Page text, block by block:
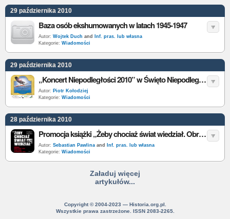
29 października 2010
Baza osób ekshumowanych w latach 1945-1947
Autor: Wojtek Duch and
Inf. pras. lub własna
Kategorie: Wiadomości
29 października 2010
„Koncert Niepodległości 2010” w Święto Niepodległości w Warszawie
Autor: Piotr Kołodziej
Kategorie: Wiadomości
28 października 2010
Promocja książki „Żeby chociaż świat wiedział. Obrona Warszawy 1939. Powstanie Sierpniowe 1944″ Z. Zaremby
Autor: Sebastian Pawlina and
Inf. pras. lub własna
Kategorie: Wiadomości
Załaduj więcej
artykułów...
Copyright © 2004-2023 — Historia.org.pl.
Wszystkie prawa zastrzeżone. ISSN 2083-2265.